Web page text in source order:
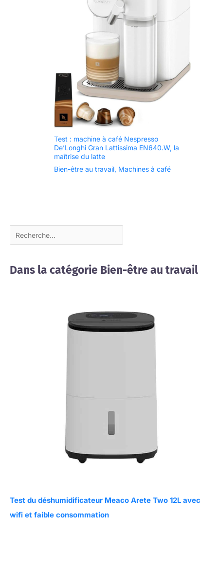
Test : machine à café Nespresso
De’Longhi Gran Lattissima EN640.W, la
maîtrise du latte
Bien-être au travail, Machines à café
Dans la catégorie Bien-être au travail
Test du déshumidificateur Meaco Arete Two 12L avec
wifi et faible consommation